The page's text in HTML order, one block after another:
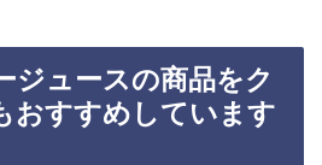
ジュースの商品をク
おすすめしています